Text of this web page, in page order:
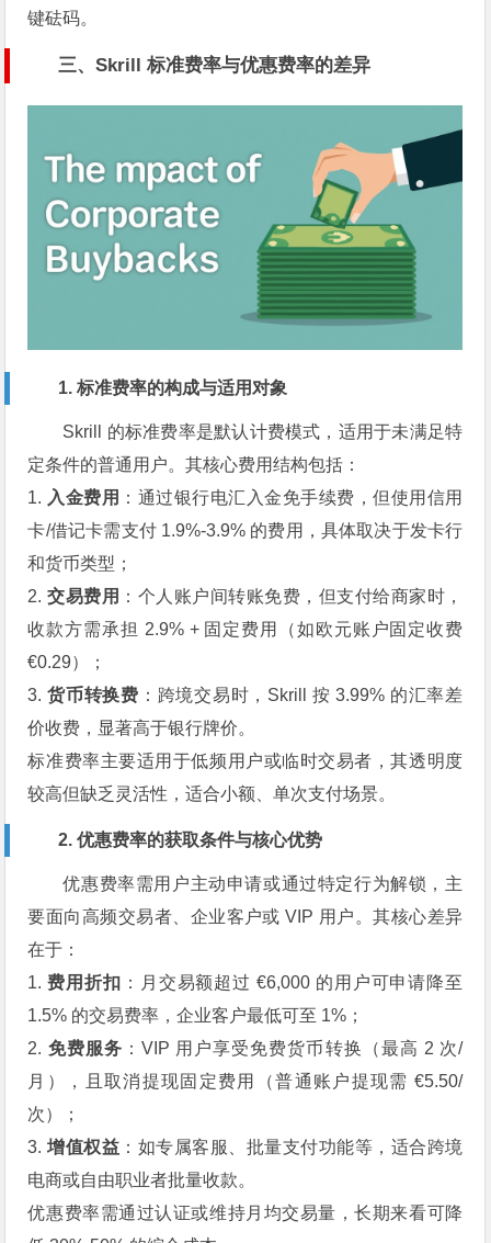
键砝码。
三、Skrill 标准费率与优惠费率的差异
1. 标准费率的构成与适用对象
Skrill 的标准费率是默认计费模式，适用于未满足特
定条件的普通用户。其核心费用结构包括：
1. 入金费用 ：通过银行电汇入金免手续费，但使用信用
卡/借记卡需支付 1.9%-3.9% 的费用，具体取决于发卡行
和货币类型；
2. 交易费用 ：个人账户间转账免费，但支付给商家时，
收款方需承担 2.9% + 固定费用（如欧元账户固定收费
€0.29）；
3.货币转换费 ：跨境交易时，Skrill 按 3.99% 的汇率差
价收费，显著高于银行牌价。
标准费率主要适用于低频用户或临时交易者，其透明度
较高但缺乏灵活性，适合小额、单次支付场景。
2. 优惠费率的获取条件与核心优势
优惠费率需用户主动申请或通过特定行为解锁，主
要面向高频交易者、企业客户或 VIP 用户。其核心差异
在于：
1.费用折扣 ：月交易额超过 €6,000 的用户可申请降至
1.5% 的交易费率，企业客户最低可至 1%；
2. 免费服务 ：VIP 用户享受免费货币转换（最高 2 次/
月），且取消提现固定费用（普通账户提现需 €5.50/
次）；
3. 增值权益 ：如专属客服、批量支付功能等，适合跨境
电商或自由职业者批量收款。
优惠费率需通过认证或维持月均交易量，长期来看可降